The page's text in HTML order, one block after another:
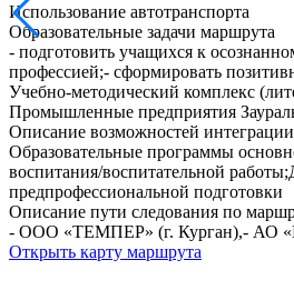
Использование автотранспорта
Образовательные задачи маршрута
- подготовить учащихся к
профессией;- сформировать
Учебно-методический комплекс
Промышленные предприятия
Описание возможностей
Образовательные программы
воспитания/воспитательной
предпрофессиональной подготовки
Описание пути следования по
- ООО «ТЕМПЕР» (г. Курган),- АО
Открыть карту маршрута